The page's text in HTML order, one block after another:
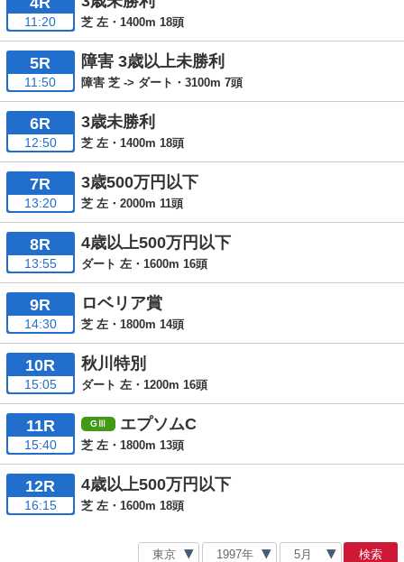
11:20 芝 左・1400m 18頭
5R
11:50
障害 3歳以上未勝利
障害 芝 -> ダート・3100m 7頭
6R
12:50
3歳未勝利
芝 左・1400m 18頭
7R
13:20
3歳500万円以下
芝 左・2000m 11頭
8R
13:55
4歳以上500万円以下
ダート 左・1600m 16頭
9R
14:30
ロベリア賞
芝 左・1800m 14頭
10R
15:05
秋川特別
ダート 左・1200m 16頭
11R
15:40
エプソムC
芝 左・1800m 13頭
12R
16:15
4歳以上500万円以下
芝 左・1600m 18頭
検索